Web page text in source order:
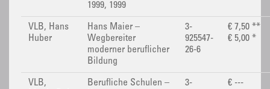
1999, 1999
VLB, Hans
Huber
Hans Maier –
Wegbereiter
moderner beruflicher
Bildung
3-
925547-
26-6
€ 7,50 **
€ 5,00 *
VLB,
Berufliche Schulen –
3-
€ ---